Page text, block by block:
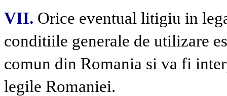
VII. Orice eventual litigiu in
conditiile generale de utilizare
comun din Romania si va fi
legile Romaniei.